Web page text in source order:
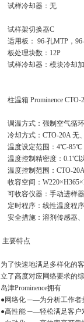
试样冷却器：无
试样架切换器C
适用板： 96-孔MTP，
板处理块数：12P
试样冷却器：模块冷却
柱温箱 Prominence CTO-
调温方式：强制空气循
冷却方式：CTO-20A 无
温度设定范围：4℃-85℃
温度控制精密度：0.1℃
温度控制范围：CTO-
收容空间：
可收容仪器：手动进样
定时程序：线性温度程序
安全措施：溶剂传感器
主要特点
为了快速地满足多样化的
立了高度对应网络要求的
岛津Prominence拥有
●网络化 ─―为分析工作者
●高性能 ─―轻松满足客户